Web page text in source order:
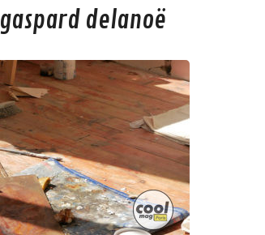
gaspard delanoë